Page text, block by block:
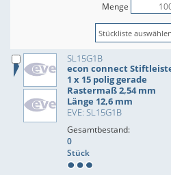
Menge
SL15G1B
econ connect
1 x 15 polig gerade
Rastermaß 2,54 mm
Länge 12,6 mm
EVE: SL15G1B
Gesamtbestand:
0
Stück